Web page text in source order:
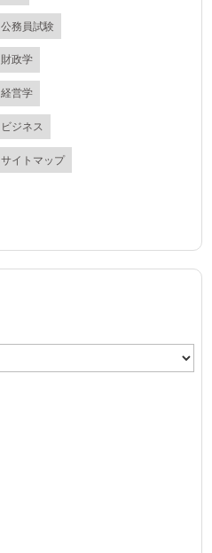
公務員試験
財政学
経営学
ビジネス
サイトマップ